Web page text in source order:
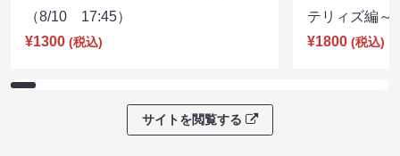
（8/10 17:45）
¥1300 (税込)
テリィズ編
¥1800 (税込)
サイトを閲覧する